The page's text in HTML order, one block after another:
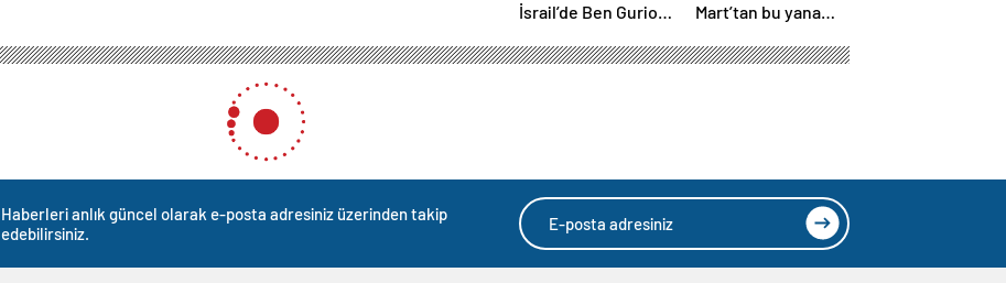
İsrail’de Ben Gurion
Mart’tan bu yana
hayattan kopardı
Haberleri anlık güncel olarak e-posta adresiniz üzerinden takip
edebilirsiniz.